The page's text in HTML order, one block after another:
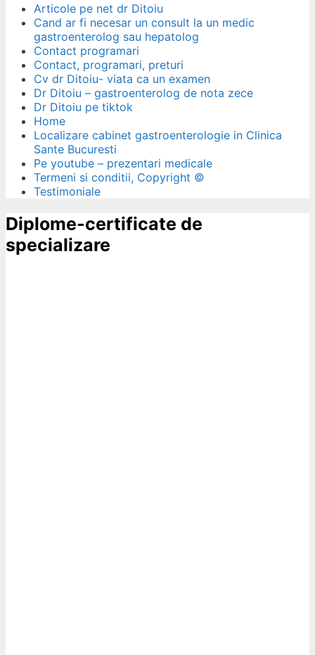
Articole pe net dr Ditoiu
Cand ar fi necesar un consult la un medic
gastroenterolog sau hepatolog
Contact programari
Contact, programari, preturi
Cv dr Ditoiu- viata ca un examen
Dr Ditoiu – gastroenterolog de nota zece
Dr Ditoiu pe tiktok
Home
Localizare cabinet gastroenterologie in Clinica
Sante Bucuresti
Pe youtube – prezentari medicale
Termeni si conditii, Copyright ©
Testimoniale
Diplome-certificate de
specializare